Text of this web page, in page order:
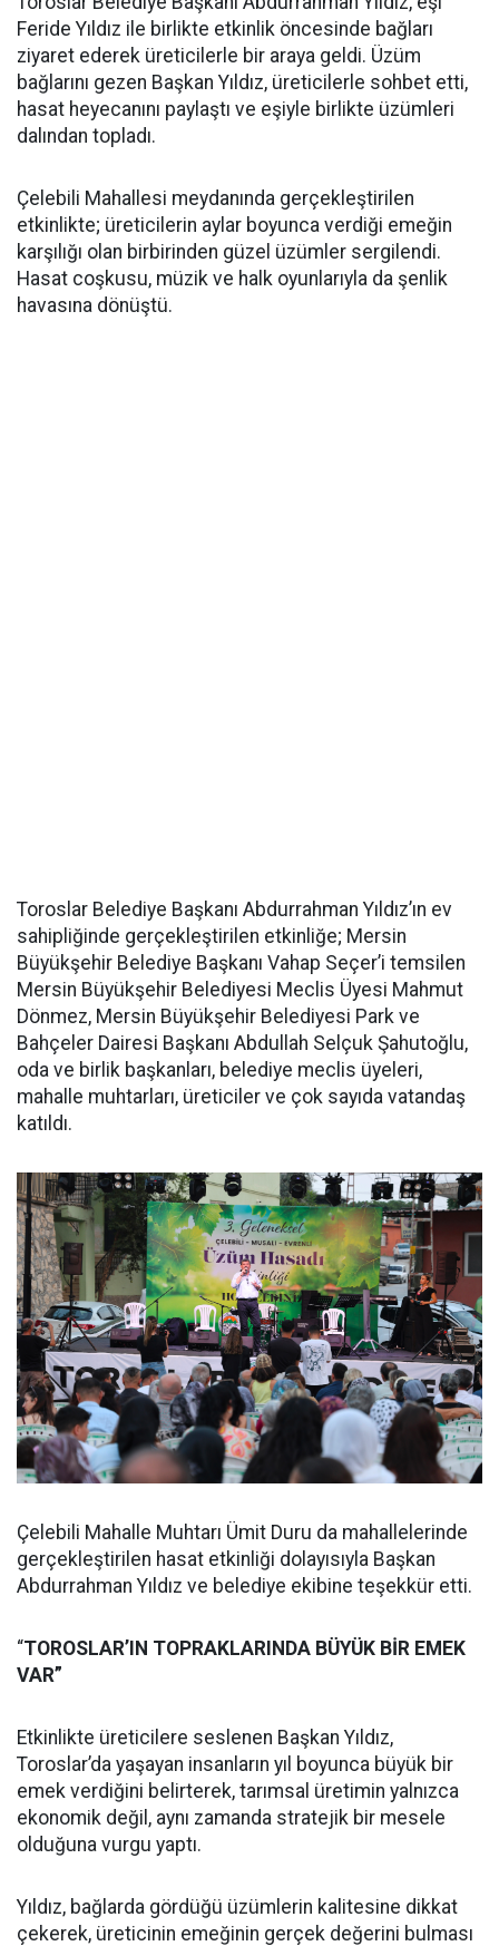
Feride Yıldız ile birlikte etkinlik öncesinde bağları
ziyaret ederek üreticilerle bir araya geldi. Üzüm
bağlarını gezen Başkan Yıldız, üreticilerle sohbet etti,
hasat heyecanını paylaştı ve eşiyle birlikte üzümleri
dalından topladı.
Çelebili Mahallesi meydanında gerçekleştirilen
etkinlikte; üreticilerin aylar boyunca verdiği emeğin
karşılığı olan birbirinden güzel üzümler sergilendi.
Hasat coşkusu, müzik ve halk oyunlarıyla da şenlik
havasına dönüştü.
Toroslar Belediye Başkanı Abdurrahman Yıldız’ın ev
sahipliğinde gerçekleştirilen etkinliğe; Mersin
Büyükşehir Belediye Başkanı Vahap Seçer’i temsilen
Mersin Büyükşehir Belediyesi Meclis Üyesi Mahmut
Dönmez, Mersin Büyükşehir Belediyesi Park ve
Bahçeler Dairesi Başkanı Abdullah Selçuk Şahutoğlu,
oda ve birlik başkanları, belediye meclis üyeleri,
mahalle muhtarları, üreticiler ve çok sayıda vatandaş
katıldı.
Çelebili Mahalle Muhtarı Ümit Duru da mahallelerinde
gerçekleştirilen hasat etkinliği dolayısıyla Başkan
Abdurrahman Yıldız ve belediye ekibine teşekkür etti.
“TOROSLAR’IN TOPRAKLARINDA BÜYÜK BİR EMEK
VAR”
Etkinlikte üreticilere seslenen Başkan Yıldız,
Toroslar’da yaşayan insanların yıl boyunca büyük bir
emek verdiğini belirterek, tarımsal üretimin yalnızca
ekonomik değil, aynı zamanda stratejik bir mesele
olduğuna vurgu yaptı.
Yıldız, bağlarda gördüğü üzümlerin kalitesine dikkat
çekerek, üreticinin emeğinin gerçek değerini bulması